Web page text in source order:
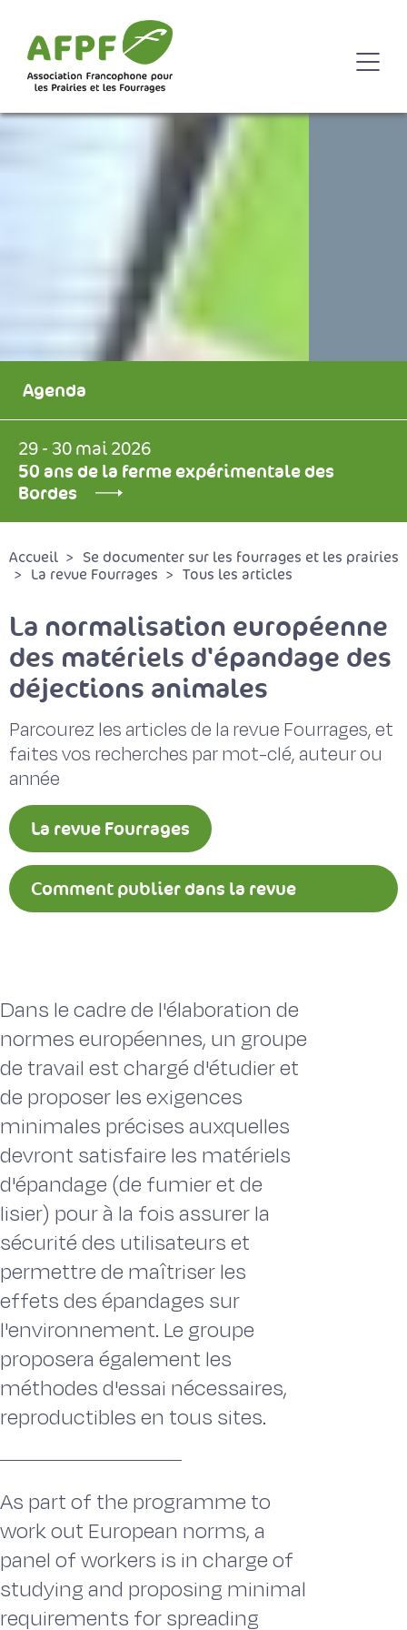
Agenda
29 - 30 mai 2026
50 ans de la ferme expérimentale des
Bordes
Accueil
Se documenter sur les fourrages et les prairies
La revue Fourrages
Tous les articles
La normalisation européenne
des matériels d'épandage des
déjections animales
Parcourez les articles de la revue Fourrages, et
faites vos recherches par mot-clé, auteur ou
année
La revue Fourrages
Comment publier dans la revue
Dans le cadre de l'élaboration de
normes européennes, un groupe
de travail est chargé d'étudier et
de proposer les exigences
minimales précises auxquelles
devront satisfaire les matériels
d'épandage (de fumier et de
lisier) pour à la fois assurer la
sécurité des utilisateurs et
permettre de maîtriser les
effets des épandages sur
l'environnement. Le groupe
proposera également les
méthodes d'essai nécessaires,
reproductibles en tous sites.
As part of the programme to
work out European norms, a
panel of workers is in charge of
studying and proposing minimal
requirements for spreading